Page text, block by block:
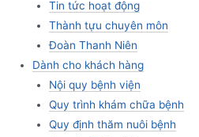
Tin tức hoạt động
Thành tựu chuyên môn
Đoàn Thanh Niên
Dành cho khách hàng
Nội quy bệnh viện
Quy trình khám chữa bệnh
Quy định thăm nuôi bệnh